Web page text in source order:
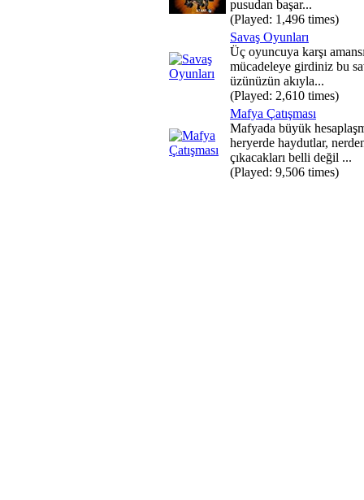
pusudan başar...
(Played: 1,496 times)
Savaş Oyunları
Üç oyuncuya karşı
mücadeleye girdiniz bu
üzünüzün akıyla...
(Played: 2,610 times)
Mafya Çatışması
Mafyada büyük
heryerde haydutlar,
çıkacakları belli değil ...
(Played: 9,506 times)